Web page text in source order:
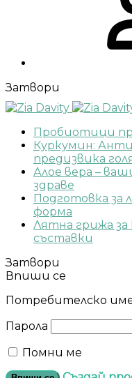
Затвори
Пробиотици
Куркумин:
предизвика
Алое вера –
здраве
Подготовка за
форма
Лятна грижа
съставки
Затвори
Впиши се
Потребителско
Парола
Помни ме